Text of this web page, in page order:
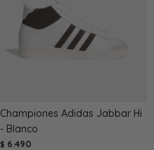
Championes Adidas Jabbar Hi
- Blanco
$ 6.490